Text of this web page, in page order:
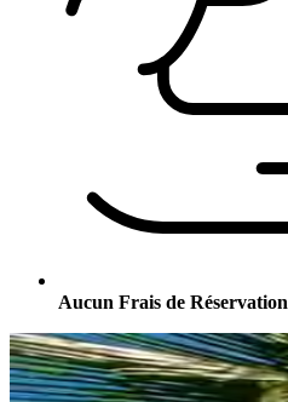
Aucun Frais de Réservation